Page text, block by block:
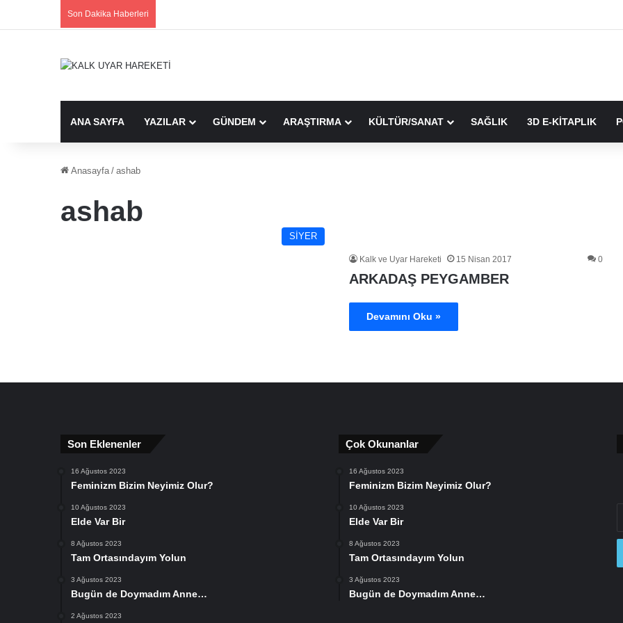
Son Dakika Haberleri
ANA SAYFA YAZILAR GÜNDEM ARAŞTIRMA KÜLTÜR/SANAT SAĞLIK 3D E-KİTAPLIK
Anasayfa / ashab
ashab
SİYER
Kalk ve Uyar Hareketi 15 Nisan 2017 0
ARKADAŞ PEYGAMBER
Devamını Oku »
Son Eklenenler
16 Ağustos 2023
Feminizm Bizim Neyimiz Olur?
10 Ağustos 2023
Elde Var Bir
8 Ağustos 2023
Tam Ortasındayım Yolun
3 Ağustos 2023
Bugün de Doymadım Anne…
2 Ağustos 2023
Çok Okunanlar
16 Ağustos 2023
Feminizm Bizim Neyimiz Olur?
10 Ağustos 2023
Elde Var Bir
8 Ağustos 2023
Tam Ortasındayım Yolun
3 Ağustos 2023
Bugün de Doymadım Anne…